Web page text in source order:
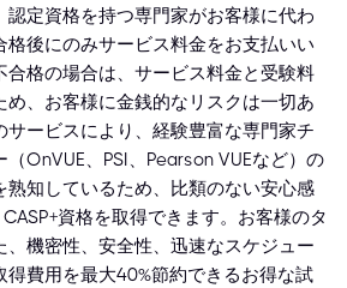
認定資格を持つ専門家がお客様に代わ
格後にのみサービス料金をお支払いい
合格の場合は、サービス料金と受験料
め、お客様に金銭的なリスクは一切あ
サービスにより、経験豊富な専門家チ
OnVUE、PSI、Pearson VUEなど）の
熟知しているため、比類のない安心感
資格を取得できます。お客様のタ
、機密性、安全性、迅速なスケジュー
得費用を最大40%節約できるお得な試